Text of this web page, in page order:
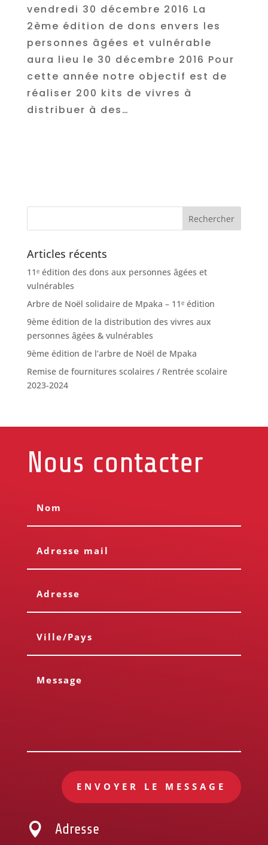
vendredi 30 décembre 2016 La
2ème édition de dons envers les
personnes âgées et vulnérable
aura lieu le 30 décembre 2016 Pour
cette année notre objectif est de
réaliser 200 kits de vivres à
distribuer à des…
Articles récents
11ᵉ édition des dons aux personnes âgées et
vulnérables
Arbre de Noël solidaire de Mpaka – 11ᵉ édition
9ème édition de la distribution des vivres aux
personnes âgées & vulnérables
9ème édition de l’arbre de Noël de Mpaka
Remise de fournitures scolaires / Rentrée scolaire
2023-2024
Nous contacter
ENVOYER LE MESSAGE
 Adresse